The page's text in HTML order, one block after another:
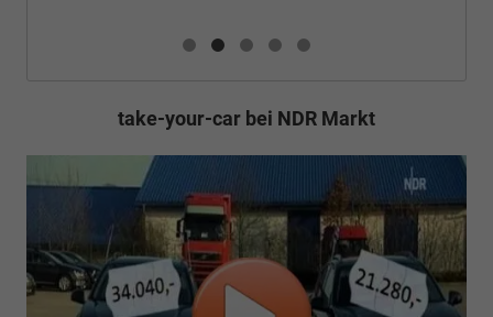
take-your-car bei NDR Markt